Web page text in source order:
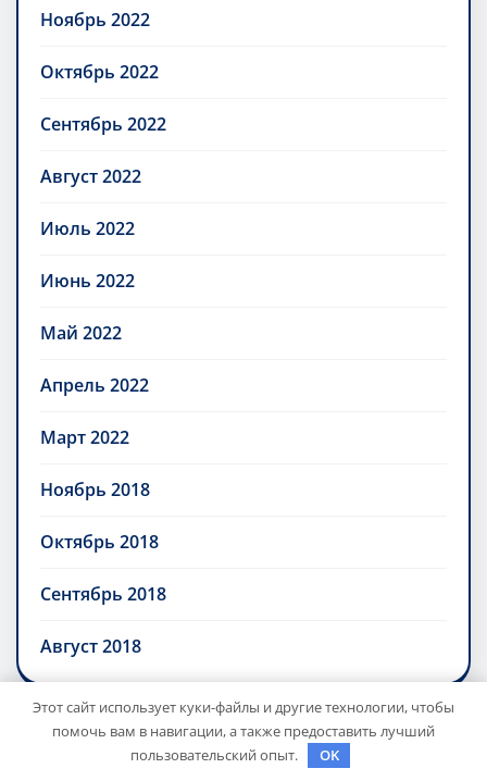
Ноябрь 2022
Октябрь 2022
Сентябрь 2022
Август 2022
Июль 2022
Июнь 2022
Май 2022
Апрель 2022
Март 2022
Ноябрь 2018
Октябрь 2018
Сентябрь 2018
Август 2018
Этот сайт использует куки-файлы и другие технологии, чтобы
помочь вам в навигации, а также предоставить лучший
пользовательский опыт.
OK